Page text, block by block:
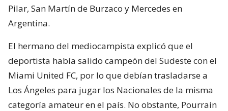
Pilar, San Martín de Burzaco y Mercedes en
Argentina.
El hermano del mediocampista explicó que el
deportista había salido campeón del Sudeste con el
Miami United FC, por lo que debían trasladarse a
Los Ángeles para jugar los Nacionales de la misma
categoría amateur en el país. No obstante, Pourrain